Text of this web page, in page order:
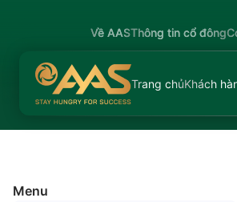
Về AASThông tin cổ đông
Trang chủKhách
Menu